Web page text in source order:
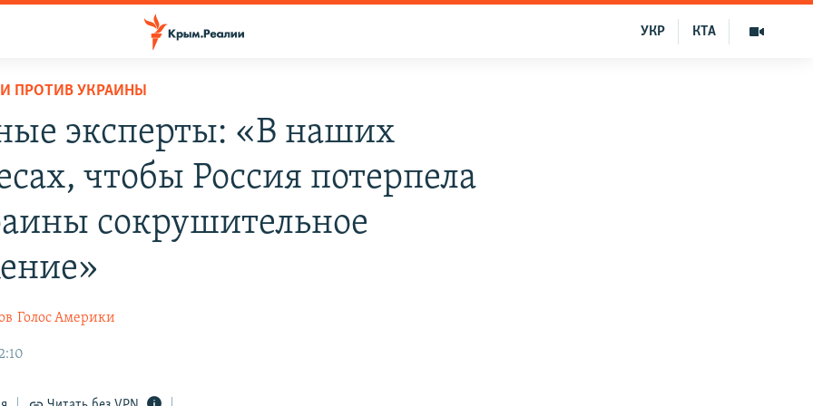
КТА
УКР
ПРОТИВ УКРАИНЫ
эксперты: «В наших
чтобы Россия потерпела
сокрушительное
Голос Америки